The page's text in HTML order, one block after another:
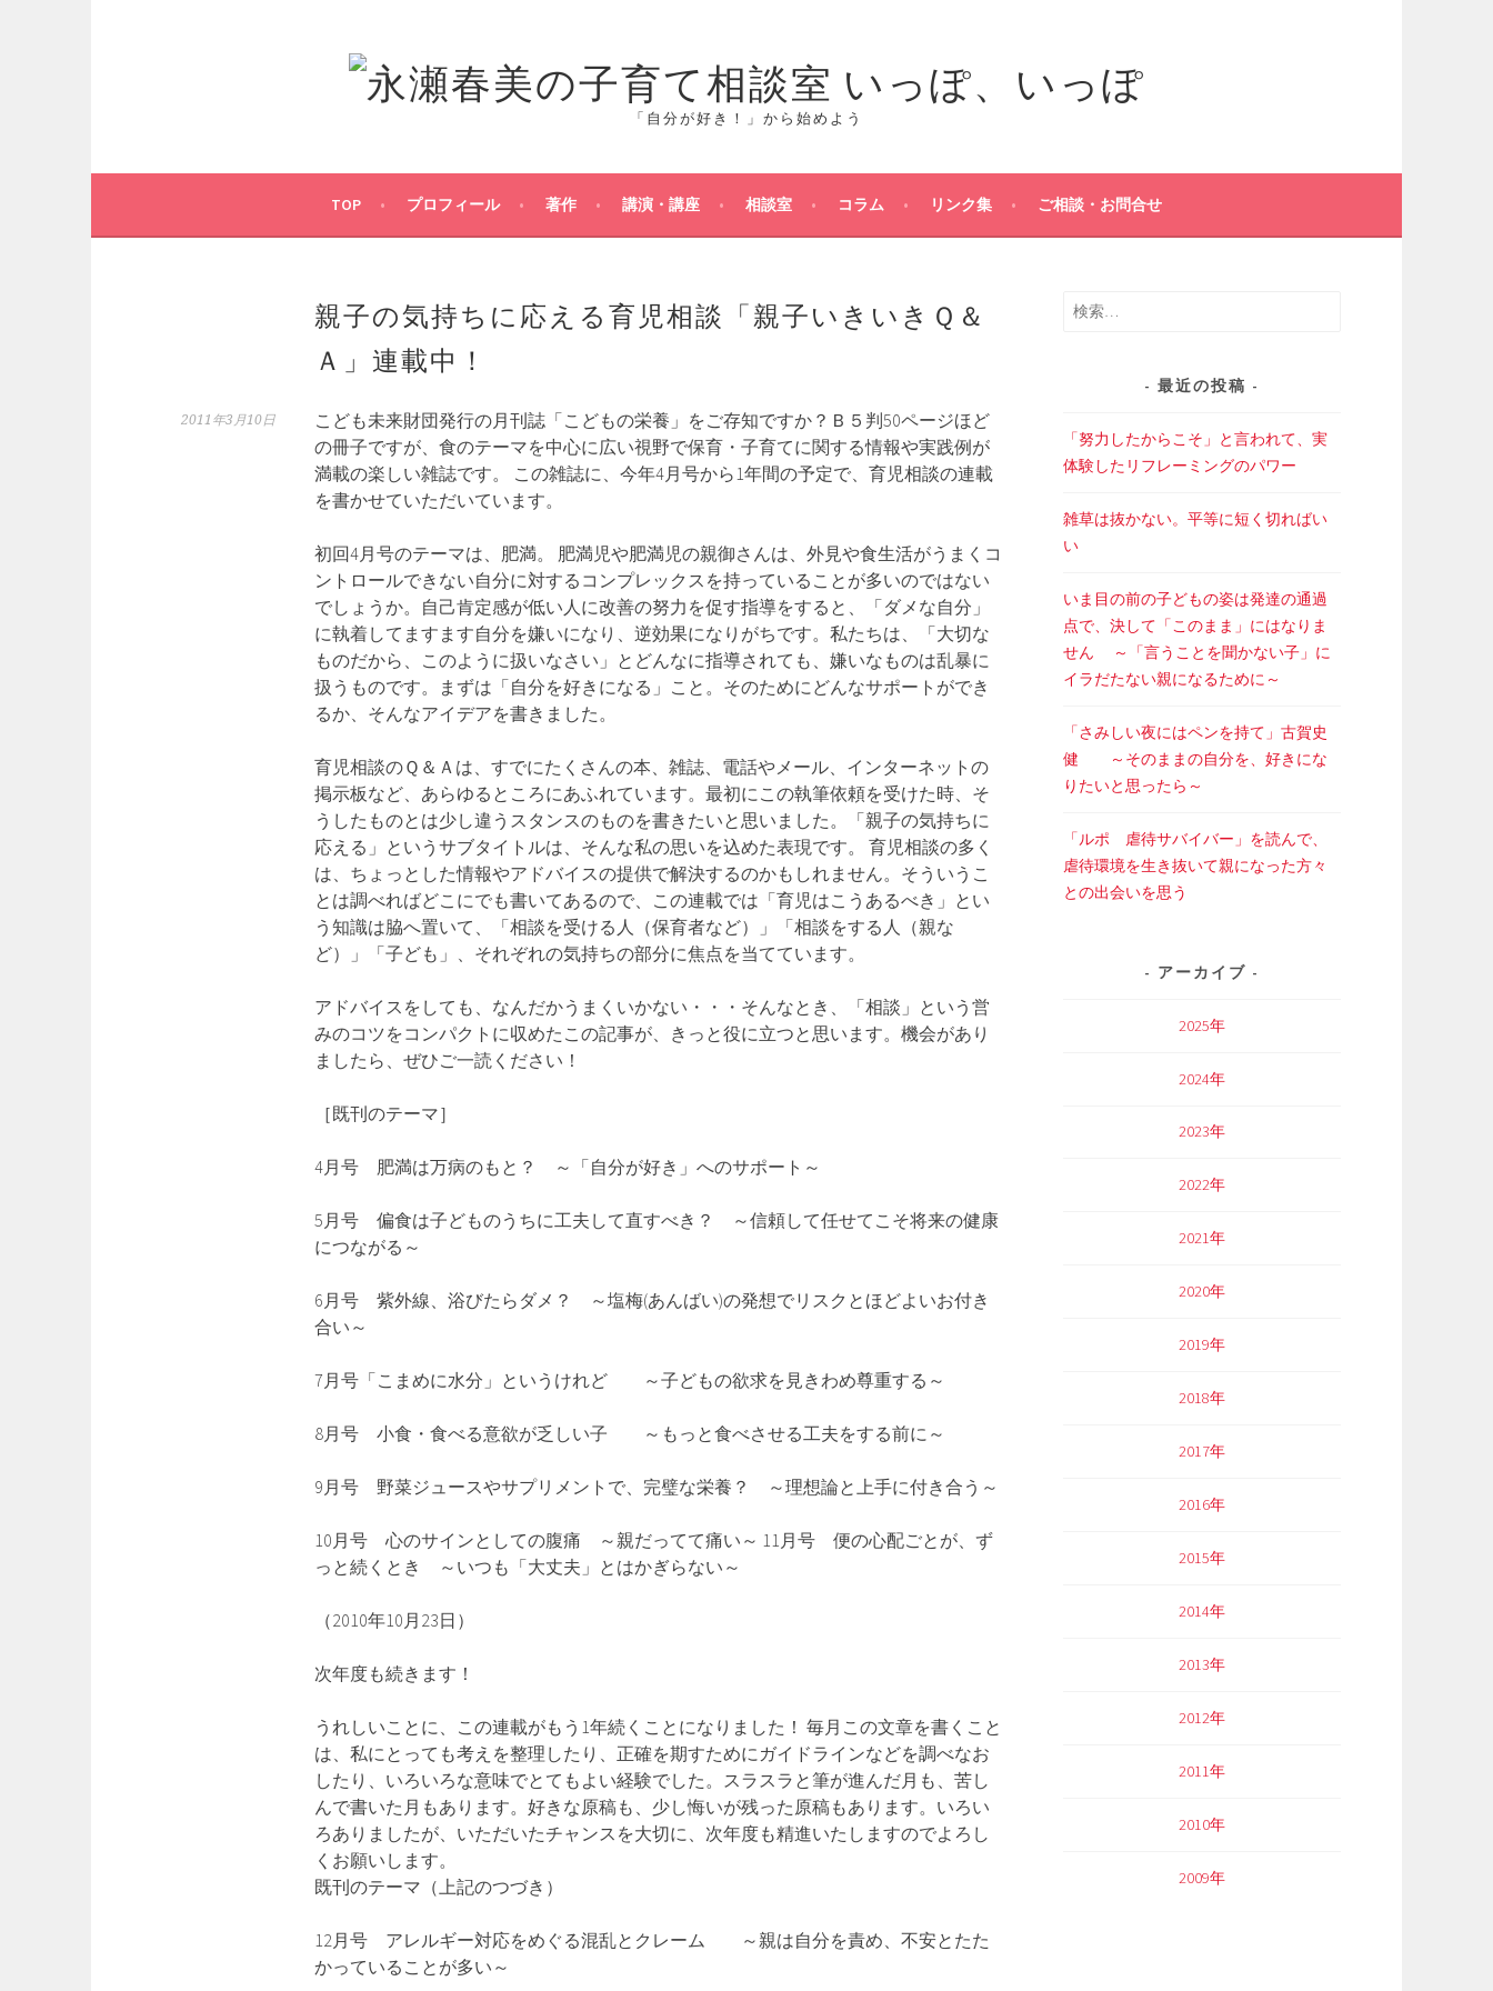
ス
「自分が好き！」から始めよう
TOP プロフィール 著作 講演・講座 相談室 コラム リンク集 ご相談・お問合せ
親子の気持ちに応える育児相談「親子いきいきＱ＆
Ａ」連載中！
2011年3月10日
こども未来財団発行の月刊誌「こどもの栄養」をご存知ですか？Ｂ５判50ページほど
の冊子ですが、食のテーマを中心に広い視野で保育・子育てに関する情報や実践例が
満載の楽しい雑誌です。 この雑誌に、今年4月号から1年間の予定で、育児相談の連載
を書かせていただいています。
初回4月号のテーマは、肥満。 肥満児や肥満児の親御さんは、外見や食生活がうまくコ
ントロールできない自分に対するコンプレックスを持っていることが多いのではない
でしょうか。自己肯定感が低い人に改善の努力を促す指導をすると、「ダメな自分」
に執着してますます自分を嫌いになり、逆効果になりがちです。私たちは、「大切な
ものだから、このように扱いなさい」とどんなに指導されても、嫌いなものは乱暴に
扱うものです。まずは「自分を好きになる」こと。そのためにどんなサポートができ
るか、そんなアイデアを書きました。
育児相談のＱ＆Ａは、すでにたくさんの本、雑誌、電話やメール、インターネットの
掲示板など、あらゆるところにあふれています。最初にこの執筆依頼を受けた時、そ
うしたものとは少し違うスタンスのものを書きたいと思いました。「親子の気持ちに
応える」というサブタイトルは、そんな私の思いを込めた表現です。 育児相談の多く
は、ちょっとした情報やアドバイスの提供で解決するのかもしれません。そういうこ
とは調べればどこにでも書いてあるので、この連載では「育児はこうあるべき」とい
う知識は脇へ置いて、「相談を受ける人（保育者など）」「相談をする人（親な
ど）」「子ども」、それぞれの気持ちの部分に焦点を当てています。
アドバイスをしても、なんだかうまくいかない・・・そんなとき、「相談」という営
みのコツをコンパクトに収めたこの記事が、きっと役に立つと思います。機会があり
ましたら、ぜひご一読ください！
［既刊のテーマ］
4月号 肥満は万病のもと？ ～「自分が好き」へのサポート～
5月号 偏食は子どものうちに工夫して直すべき？ ～信頼して任せてこそ将来の健康
につながる～
6月号 紫外線、浴びたらダメ？ ～塩梅(あんばい)の発想でリスクとほどよいお付き
合い～
7月号「こまめに水分」というけれど ～子どもの欲求を見きわめ尊重する～
8月号 小食・食べる意欲が乏しい子 ～もっと食べさせる工夫をする前に～
9月号 野菜ジュースやサプリメントで、完璧な栄養？ ～理想論と上手に付き合う～
10月号 心のサインとしての腹痛 ～親だってて痛い～ 11月号 便の心配ごとが、ず
っと続くとき ～いつも「大丈夫」とはかぎらない～
（2010年10月23日）
次年度も続きます！
うれしいことに、この連載がもう1年続くことになりました！ 毎月この文章を書くこと
は、私にとっても考えを整理したり、正確を期すためにガイドラインなどを調べなお
したり、いろいろな意味でとてもよい経験でした。スラスラと筆が進んだ月も、苦し
んで書いた月もあります。好きな原稿も、少し悔いが残った原稿もあります。いろい
ろありましたが、いただいたチャンスを大切に、次年度も精進いたしますのでよろし
くお願いします。
既刊のテーマ（上記のつづき）
12月号 アレルギー対応をめぐる混乱とクレーム ～親は自分を責め、不安とたた
かっていることが多い～
検
最近の投稿
「努力したからこそ」と言われて、実
体験したリフレーミングのパワー
雑草は抜かない。平等に短く切ればい
い
いま目の前の子どもの姿は発達の通過
点で、決して「このまま」にはなりま
せん ～「言うことを聞かない子」に
イラだたない親になるために～
「さみしい夜にはペンを持て」古賀史
健 ～そのままの自分を、好きにな
りたいと思ったら～
「ルポ 虐待サバイバー」を読んで、
虐待環境を生き抜いて親になった方々
との出会いを思う
アーカイブ
2025年
2024年
2023年
2022年
2021年
2020年
2019年
2018年
2017年
2016年
2015年
2014年
2013年
2012年
2011年
2010年
2009年